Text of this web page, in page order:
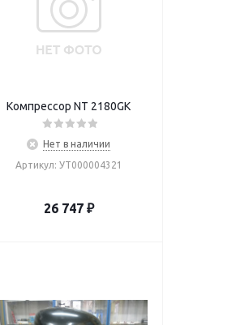
Компрессор NT 2180GK
Нет в наличии
Артикул: УТ000004321
26 747₽